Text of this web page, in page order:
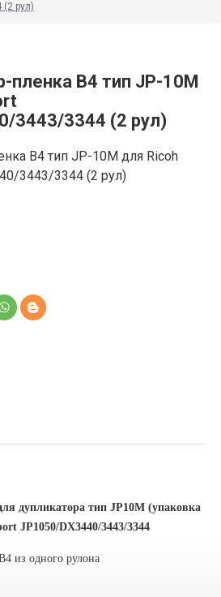
(2 рул)
пленка B4 тип JP-10M
3443/3344 (2 рул)
дупликатора тип JP10M (упаковка
JP1050/DX3440/3443/3344
из одного рулона